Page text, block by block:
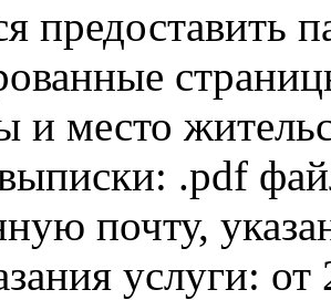
предоставить
и место
.pdf
почту,
услуги: от